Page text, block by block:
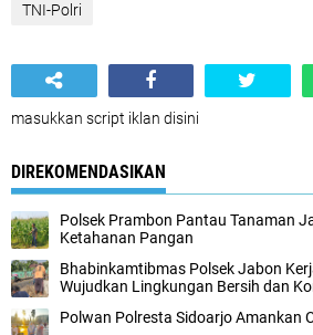
TNI-Polri
masukkan script iklan disini
DIREKOMENDASIKAN
Polsek Prambon Pantau Tanaman
Ketahanan Pangan
Bhabinkamtibmas Polsek Jabon
Wujudkan Lingkungan Bersih dan
Polwan Polresta Sidoarjo Amankan